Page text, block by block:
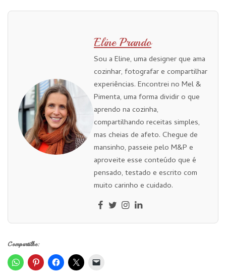
Eline Prando
Sou a Eline, uma designer que ama
cozinhar, fotografar e compartilhar
experiências. Encontrei no Mel &
Pimenta, uma forma dividir o que
aprendo na cozinha,
compartilhando receitas simples,
mas cheias de afeto. Chegue de
mansinho, passeie pelo M&P e
aproveite esse conteúdo que é
pensado, testado e escrito com
muito carinho e cuidado.
Compartilhe: